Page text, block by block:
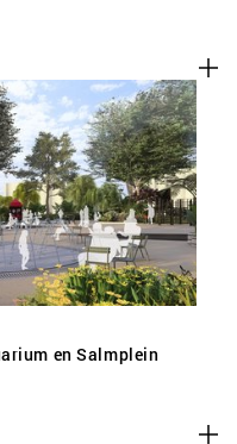
en Salmplein